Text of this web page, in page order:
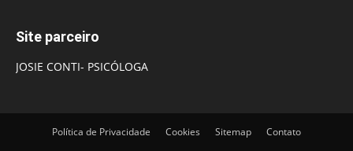
Site parceiro
JOSIE CONTI- PSICÓLOGA
Política de Privacidade Cookies Sitemap Contato